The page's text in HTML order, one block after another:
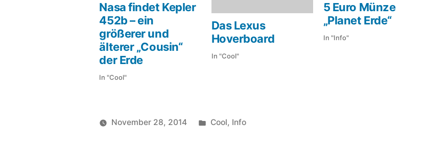
Nasa findet Kepler
452b – ein
größerer und
älterer „Cousin“
der Erde
In "Cool"
Das Lexus
Hoverboard
In "Cool"
5 Euro Münze
„Planet Erde“
In "Info"
November 28, 2014
Veröffentlicht
Cool, Info